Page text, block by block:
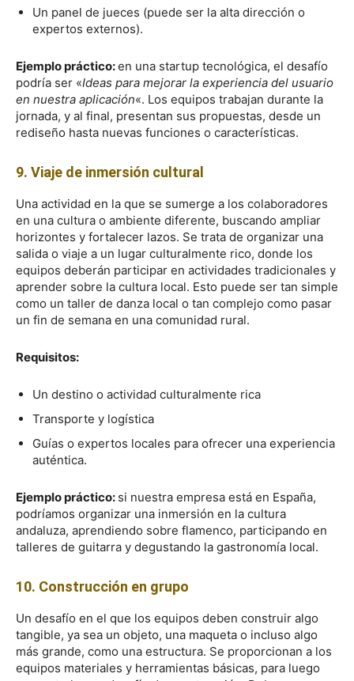
Un panel de jueces (puede ser la alta dirección o
expertos externos).
Ejemplo práctico:en una startup tecnológica, el desafío
podría ser «Ideas para mejorar la experiencia del usuario
en nuestra aplicación«. Los equipos trabajan durante la
jornada, y al final, presentan sus propuestas, desde un
rediseño hasta nuevas funciones o características.
9. Viaje de inmersión cultural
Una actividad en la que se sumerge a los colaboradores
en una cultura o ambiente diferente, buscando ampliar
horizontes y fortalecer lazos. Se trata de organizar una
salida o viaje a un lugar culturalmente rico, donde los
equipos deberán participar en actividades tradicionales y
aprender sobre la cultura local. Esto puede ser tan simple
como un taller de danza local o tan complejo como pasar
un fin de semana en una comunidad rural.
Requisitos:
Un destino o actividad culturalmente rica
Transporte y logística
Guías o expertos locales para ofrecer una experiencia
auténtica.
Ejemplo práctico: si nuestra empresa está en España,
podríamos organizar una inmersión en la cultura
andaluza, aprendiendo sobre flamenco, participando en
talleres de guitarra y degustando la gastronomía local.
10. Construcción en grupo
Un desafío en el que los equipos deben construir algo
tangible, ya sea un objeto, una maqueta o incluso algo
más grande, como una estructura. Se proporcionan a los
equipos materiales y herramientas básicas, para luego